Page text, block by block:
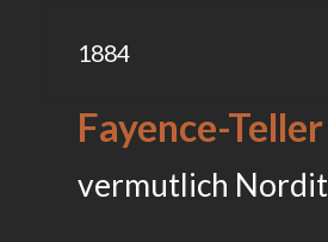
1884
Fayence-
vermutlich